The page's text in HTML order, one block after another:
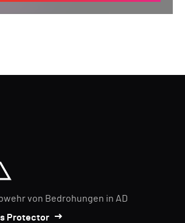
von Bedrohungen in AD
Protector